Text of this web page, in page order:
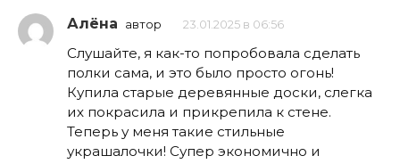
Алёна автор 23.01.2025 в 06:56
Слушайте, я как-то попробовала сделать
полки сама, и это было просто огонь!
Купила старые деревянные доски, слегка
их покрасила и прикрепила к стене.
Теперь у меня такие стильные
украшалочки! Супер экономично и